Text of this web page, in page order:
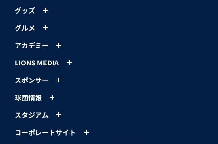
グッズ
グルメ
アカデミー
LIONS MEDIA
スポンサー
球団情報
スタジアム
コーポレートサイト